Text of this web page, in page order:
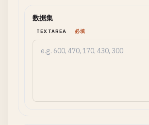
数据集
TEXTAREA 必填